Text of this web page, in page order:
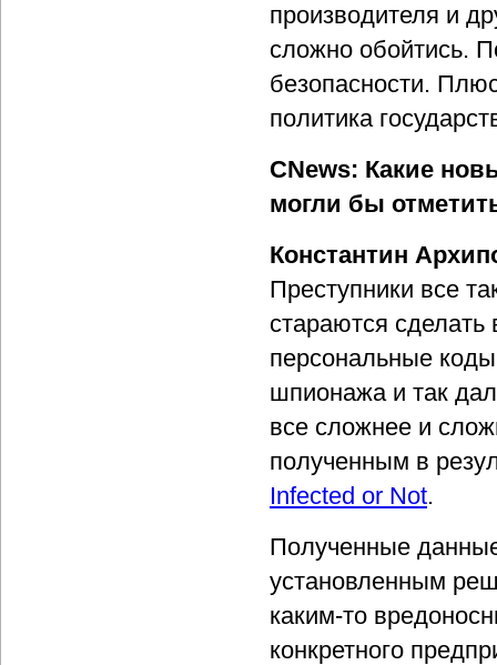
производителя и
сложно обойтись.
безопасности.
политика
CNews: Какие
могли бы
Константин
Преступники все
стараются
персональные
шпионажа и так
все сложнее и
полученным в
Infected or Not.
Полученные
установленным
каким-то
конкретного